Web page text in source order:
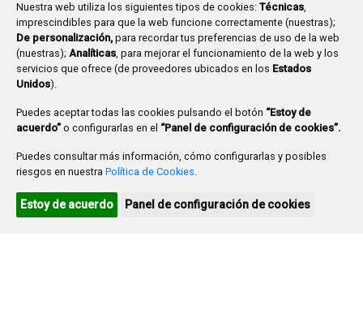
Nuestra web utiliza los siguientes tipos de cookies: Técnicas,
imprescindibles para que la web funcione correctamente (nuestras);
De personalización, para recordar tus preferencias de uso de la web
(nuestras); Analíticas, para mejorar el funcionamiento de la web y los
servicios que ofrece (de proveedores ubicados en los Estados
Unidos).
Puedes aceptar todas las cookies pulsando el botón “Estoy de
acuerdo” o configurarlas en el “Panel de configuración de cookies”.
Puedes consultar más información, cómo configurarlas y posibles
riesgos en nuestra Política de Cookies.
Estoy de acuerdo Panel de configuración de cookies
4
5 6 7 8 9
10
11
12 13 14 15 16
17
18
25
26 27 28 29 30
Ayuntamiento de Burgos
Agenda cultural